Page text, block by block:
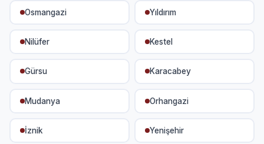
Osmangazi Yıldırım
Nilüfer Kestel
Gürsu Karacabey
Mudanya Orhangazi
İznik Yenişehir